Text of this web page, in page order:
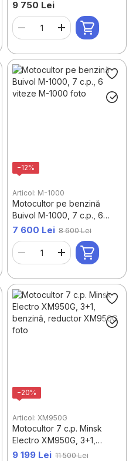
9 750 Lei
−12%
Articol: M-1000
Motocultor pe benzină
Buivol M-1000, 7 c.p., 6
viteze
7 600 Lei 8 600 Lei
−20%
Articol: XM950G
Motocultor 7 c.p. Minsk
Electro XM950G, 3+1,
benzină, reductor
9 199 Lei 11 500 Lei